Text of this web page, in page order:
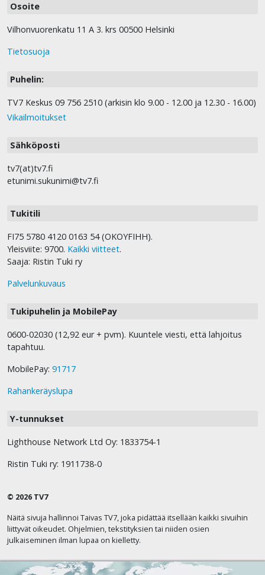
Osoite
Vilhonvuorenkatu 11 A 3. krs 00500 Helsinki
Tietosuoja
Puhelin:
TV7 Keskus 09 756 2510 (arkisin klo 9.00 - 12.00 ja 12.30 - 16.00)
Vikailmoitukset
Sähköposti
tv7(at)tv7.fi
etunimi.sukunimi@tv7.fi
Tukitili
FI75 5780 4120 0163 54 (OKOYFIHH).
Yleisviite: 9700. Kaikki viitteet.
Saaja: Ristin Tuki ry
Palvelunkuvaus
Tukipuhelin ja MobilePay
0600-02030 (12,92 eur + pvm). Kuuntele viesti, että lahjoitus
tapahtuu.
MobilePay: 91717
Rahankeräyslupa
Y-tunnukset
Lighthouse Network Ltd Oy: 1833754-1
Ristin Tuki ry: 1911738-0
© 2026 TV7
Näitä sivuja hallinnoi Taivas TV7, joka pidättää itsellään kaikki sivuihin
liittyvät oikeudet. Ohjelmien, tekstityksien tai niiden osien
julkaiseminen ilman lupaa on kielletty.